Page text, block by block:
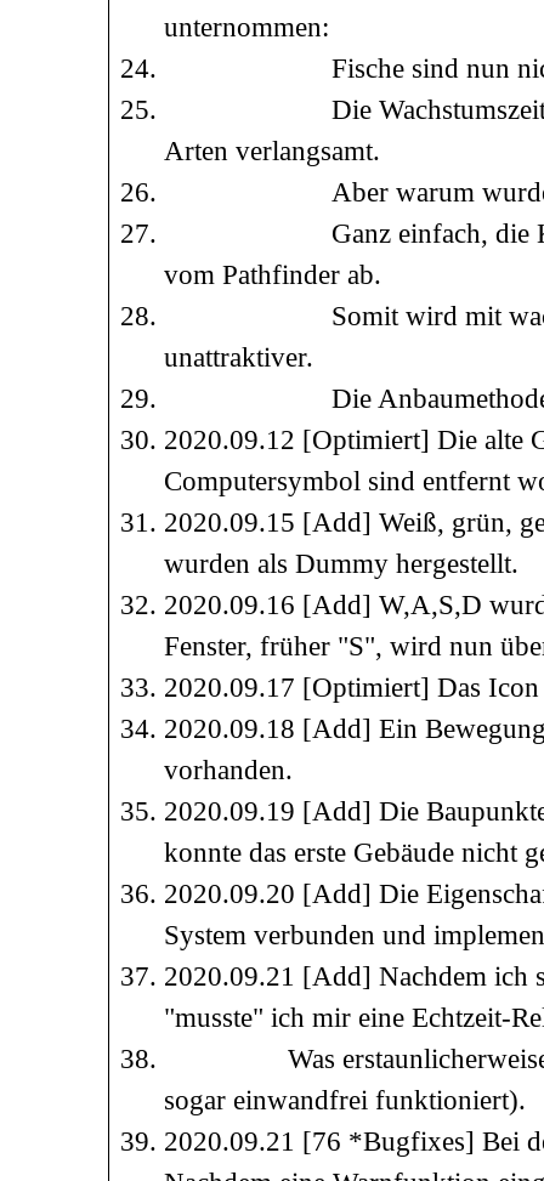
unternommen:
Fische sind nun nicht
Die Wachstumszeit von
Arten verlangsamt.
Aber warum wurde
Ganz einfach, die
vom Pathfinder ab.
Somit wird mit
unattraktiver.
Die Anbaumethoden sind
2020.09.12 [Optimiert] Die alte
Computersymbol sind entfernt
2020.09.15 [Add] Weiß, grün,
wurden als Dummy hergestellt.
2020.09.16 [Add] W,A,S,D
Fenster, früher "S", wird nun
2020.09.17 [Optimiert] Das
2020.09.18 [Add] Ein
vorhanden.
2020.09.19 [Add] Die
konnte das erste Gebäude nicht
2020.09.20 [Add] Die
System verbunden und
2020.09.21 [Add] Nachdem ich
"musste" ich mir eine Echtzeit-
Was erstaunlicherweise
sogar einwandfrei funktioniert).
2020.09.21 [76 *Bugfixes] Bei